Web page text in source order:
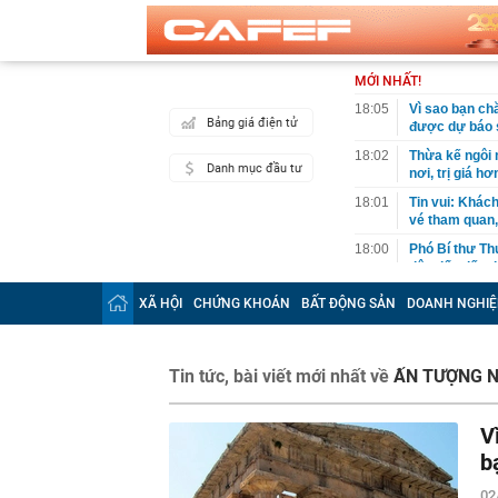
Bảng giá điện tử
Danh mục đầu tư
MỚI NHẤT!
18:05
Vì sao bạn
được dự báo
18:02
Thừa kế ngôi
nơi, trị giá
18:01
Tin vui:
vé tham
18:00
Phó Bí thư
đôn đốc tiến
18:00
Hà Nội triển
17:53
XSMN 6/8 -
hàng số
17:44
Quy định
17:38
Công an
Văn Điệp SN
17:32
Một cổ phiếu
XÃ HỘI CHỨNG KHOÁN BẤT ĐỘNG SẢN DOANH
Tin tức, bài viết mới nhất về ẤN TƯỢNG